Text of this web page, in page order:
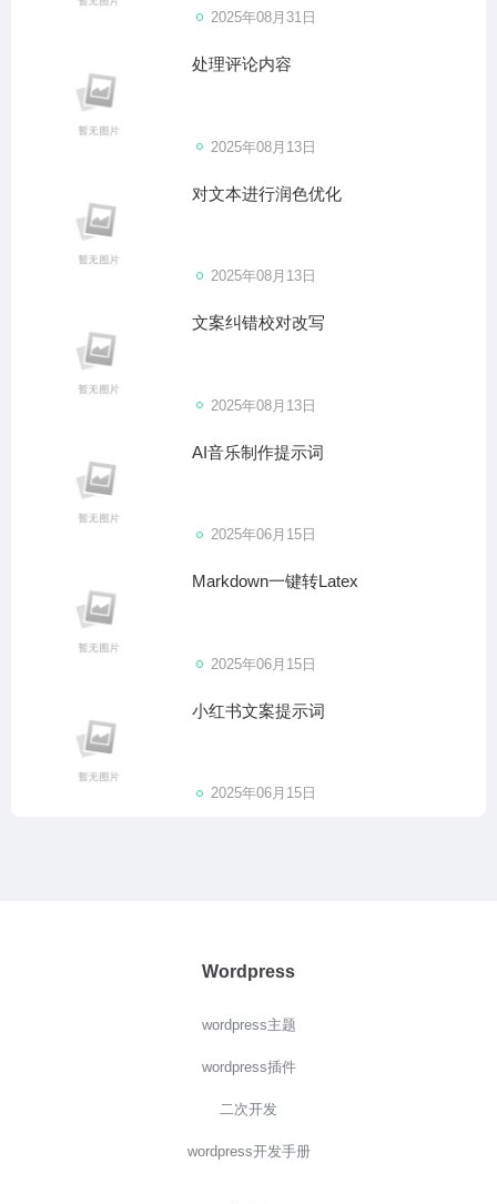
2025年08月31日
处理评论内容
2025年08月13日
对文本进行润色优化
2025年08月13日
文案纠错校对改写
2025年08月13日
AI音乐制作提示词
2025年06月15日
Markdown一键转Latex
2025年06月15日
小红书文案提示词
2025年06月15日
Wordpress
wordpress主题
wordpress插件
二次开发
wordpress开发手册